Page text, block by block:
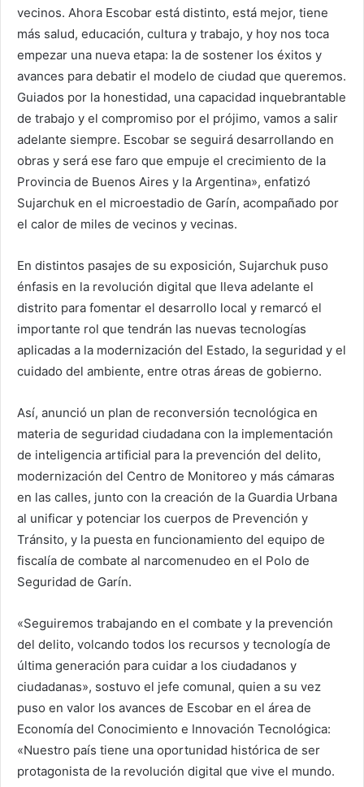
vecinos. Ahora Escobar está distinto, está mejor, tiene
más salud, educación, cultura y trabajo, y hoy nos toca
empezar una nueva etapa: la de sostener los éxitos y
avances para debatir el modelo de ciudad que queremos.
Guiados por la honestidad, una capacidad inquebrantable
de trabajo y el compromiso por el prójimo, vamos a salir
adelante siempre. Escobar se seguirá desarrollando en
obras y será ese faro que empuje el crecimiento de la
Provincia de Buenos Aires y la Argentina», enfatizó
Sujarchuk en el microestadio de Garín, acompañado por
el calor de miles de vecinos y vecinas.
En distintos pasajes de su exposición, Sujarchuk puso
énfasis en la revolución digital que lleva adelante el
distrito para fomentar el desarrollo local y remarcó el
importante rol que tendrán las nuevas tecnologías
aplicadas a la modernización del Estado, la seguridad y el
cuidado del ambiente, entre otras áreas de gobierno.
Así, anunció un plan de reconversión tecnológica en
materia de seguridad ciudadana con la implementación
de inteligencia artificial para la prevención del delito,
modernización del Centro de Monitoreo y más cámaras
en las calles, junto con la creación de la Guardia Urbana
al unificar y potenciar los cuerpos de Prevención y
Tránsito, y la puesta en funcionamiento del equipo de
fiscalía de combate al narcomenudeo en el Polo de
Seguridad de Garín.
«Seguiremos trabajando en el combate y la prevención
del delito, volcando todos los recursos y tecnología de
última generación para cuidar a los ciudadanos y
ciudadanas», sostuvo el jefe comunal, quien a su vez
puso en valor los avances de Escobar en el área de
Economía del Conocimiento e Innovación Tecnológica:
«Nuestro país tiene una oportunidad histórica de ser
protagonista de la revolución digital que vive el mundo.